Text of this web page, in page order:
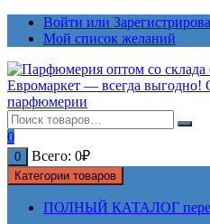
ПерейтиВойти или
Мой список желаний
0
0 Всего: 0₽
Категории товаров
ПОЛНЫЙ КАТАЛОГ